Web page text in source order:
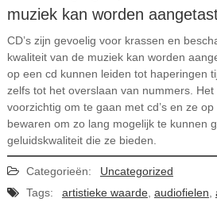
muziek kan worden
CD’s zijn gevoelig voor krassen en
kwaliteit van de muziek kan worden
op een cd kunnen leiden tot haperingen
zelfs tot het overslaan van nummers.
voorzichtig om te gaan met cd’s en ze
bewaren om zo lang mogelijk te kunnen
geluidskwaliteit die ze bieden.
Categorieën:
Uncategorized
Tags:
artistieke waarde, audiofielen